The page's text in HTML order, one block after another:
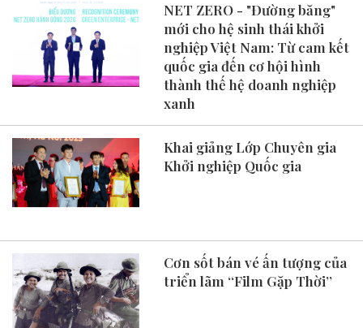
NET ZERO - "Đường băng"
mới cho hệ sinh thái khởi
nghiệp Việt Nam: Từ cam kết
quốc gia đến cơ hội hình
thành thế hệ doanh nghiệp
xanh
Khai giảng Lớp Chuyên gia
Khởi nghiệp Quốc gia
Cơn sốt bán vé ấn tượng của
triển lãm ‘‘Film Gặp Thời’’